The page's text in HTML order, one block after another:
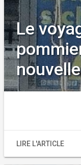
Le
LIRE L'ARTICLE